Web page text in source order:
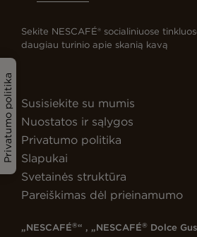
Privatumo politika
Sekite NESCAFÉ® socialiniuose
daugiau turinio apie skanią kavą
Susisiekite su mumis
Nuostatos ir sąlygos
Privatumo politika
Slapukai
Svetainės struktūra
Pareiškimas dėl prieinamumo
„NESCAFÉ®“ , „NESCAFÉ® Dolce